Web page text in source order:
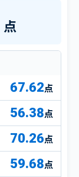
点
67.62点
56.38点
70.26点
59.68点